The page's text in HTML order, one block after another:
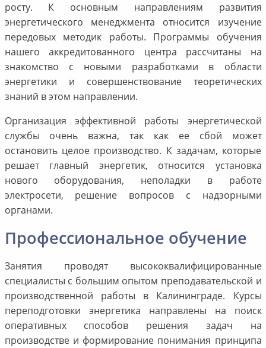
росту. К основным направлениям развития
энергетического менеджмента относится изучение
передовых методик работы. Программы обучения
нашего аккредитованного центра рассчитаны на
знакомство с новыми разработками в области
энергетики и совершенствование теоретических
знаний в этом направлении.
Организация эффективной работы энергетической
службы очень важна, так как ее сбой может
остановить целое производство. К задачам, которые
решает главный энергетик, относится установка
нового оборудования, неполадки в работе
электросети, решение вопросов с надзорными
органами.
Профессиональное обучение
Занятия проводят высококвалифицированные
специалисты с большим опытом преподавательской и
производственной работы в Калининграде. Курсы
переподготовки энергетика направлены на поиск
оперативных способов решения задач на
производстве и формирование понимания принципа